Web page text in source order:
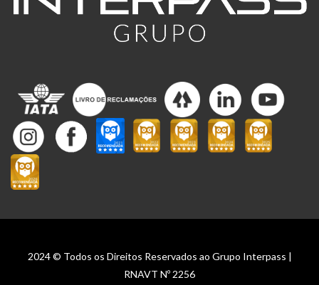
2024 © Todos os Direitos Reservados ao Grupo Interpass |
RNAVT Nº 2256